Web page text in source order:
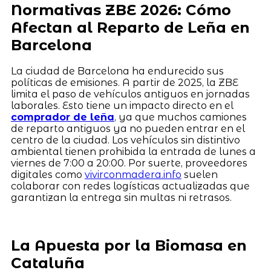
Normativas ZBE 2026: Cómo
Afectan al Reparto de Leña en
Barcelona
La ciudad de Barcelona ha endurecido sus
políticas de emisiones. A partir de 2025, la ZBE
limita el paso de vehículos antiguos en jornadas
laborales. Esto tiene un impacto directo en el
comprador de leña, ya que muchos camiones
de reparto antiguos ya no pueden entrar en el
centro de la ciudad. Los vehículos sin distintivo
ambiental tienen prohibida la entrada de lunes a
viernes de 7:00 a 20:00. Por suerte, proveedores
digitales como vivirconmadera.info suelen
colaborar con redes logísticas actualizadas que
garantizan la entrega sin multas ni retrasos.
La Apuesta por la Biomasa en
Cataluña